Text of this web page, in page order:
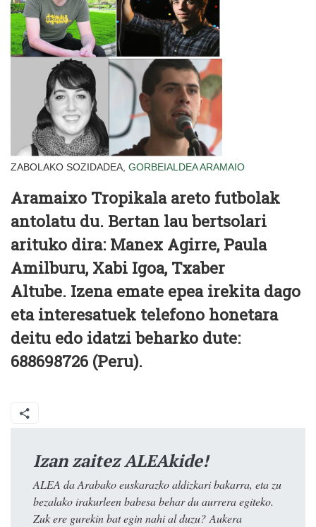
ZABOLAKO SOZIDADEA, GORBEIALDEAARAMAIO
Aramaixo Tropikala areto futbolak
antolatu du. Bertan lau bertsolari
arituko dira: Manex Agirre, Paula
Amilburu, Xabi Igoa, Txaber
Altube. Izena emate epea irekita dago
eta interesatuek telefono honetara
deitu edo idatzi beharko dute:
688698726 (Peru).
Izan zaitez ALEAkide!
ALEA da Arabako euskarazko aldizkari bakarra, eta zu
bezalako irakurleen babesa behar du aurrera egiteko.
Zuk ere gurekin bat egin nahi al duzu? Aukera